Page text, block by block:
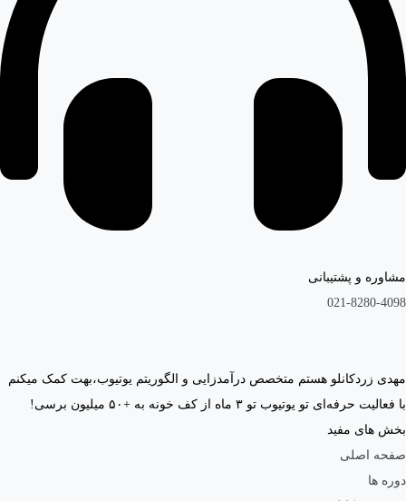
مشاوره و پشتیبانی
021-8280-4098
مهدی زردکانلو هستم متخصص درآمدزایی و الگوریتم یوتیوب،بهت کمک میکنم
با فعالیت حرفه‌ای تو یوتیوب تو ۳ ماه از کف خونه به +۵۰ میلیون برسی!
بخش های مفید
صفحه اصلی
دوره ها